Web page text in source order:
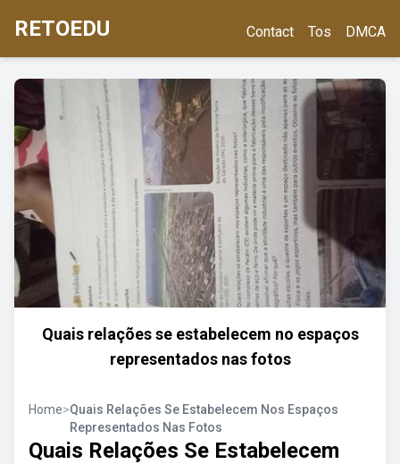
RETOEDU Contact Tos DMCA
Quais relações se estabelecem no espaços
representados nas fotos
Home>Quais Relações Se Estabelecem Nos Espaços
Representados Nas Fotos
Quais Relações Se Estabelecem